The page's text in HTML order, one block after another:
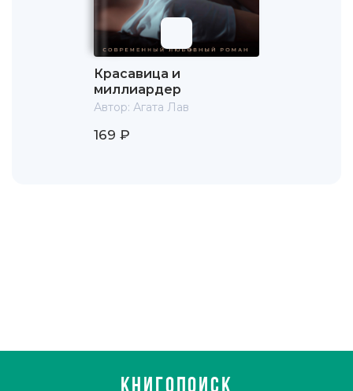
Красавица и
миллиардер
Автор: Агата Лав
169 ₽